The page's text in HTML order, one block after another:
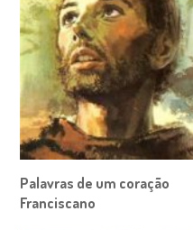
Palavras de um coração
Franciscano